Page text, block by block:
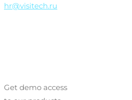
hr@visitech.ru
Get demo access